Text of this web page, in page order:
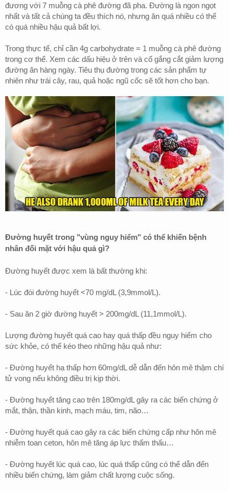
đương với 7 muỗng cà phê đường đã pha. Đường là ngon ngọt
nhất và tất cả chúng ta đều thích nó, nhưng ăn quá nhiều có thể
có quá nhiều hậu quả bất lợi.
Trong thực tế, chỉ cần 4g carbohydrate = 1 muỗng cà phê đường
trong cơ thể. Xem các dấu hiệu ở trên và cố gắng cắt giảm lượng
đường ăn hàng ngày. Tiêu thụ đường trong các sản phẩm tự
nhiên như trái cây, rau, quả hoặc ngũ cốc sẽ tốt hơn cho bạn.
Đường huyết trong "vùng nguy hiểm" có thể khiến bệnh
nhân đối mặt với hậu quả gì?
Đường huyết được xem là bất thường khi:
- Lúc đói đường huyết <70 mg/dL (3,9mmol/L).
- Sau ăn 2 giờ đường huyết > 200mg/dL (11,1mmol/L).
Lượng đường huyết quá cao hay quá thấp đều nguy hiểm cho
sức khỏe, có thể kéo theo những hậu quả như:
- Đường huyết hạ thấp hơn 60mg/dL dễ dẫn đến hôn mê thậm chí
tử vong nếu không điều trị kịp thời.
- Đường huyết tăng cao trên 180mg/dL gây ra các biến chứng ở
mắt, thận, thần kinh, mạch máu, tim, não…
- Đường huyết quá cao gây ra các biến chứng cấp như hôn mê
nhiễm toan ceton, hôn mê tăng áp lực thẩm thấu…
- Đường huyết lúc quá cao, lúc quá thấp cũng có thể dẫn đến
nhiều biến chứng, làm giảm chất lượng cuộc sống.